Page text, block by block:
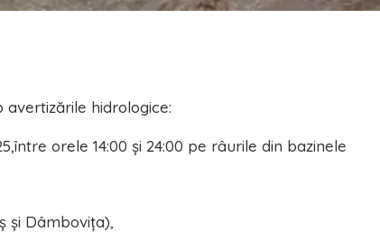
hidrologice:
orele 14:00 și 24:00 pe râurile din bazinele
şi Dâmboviţa),